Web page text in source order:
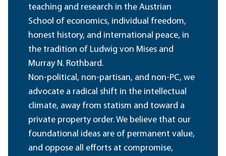
teaching and research in the Austrian
School of economics, individual freedom,
honest history, and international peace, in
the tradition of Ludwig von Mises and
Murray N. Rothbard.
Non-political, non-partisan, and non-PC, we
advocate a radical shift in the intellectual
climate, away from statism and toward a
private property order. We believe that our
foundational ideas are of permanent value,
and oppose all efforts at compromise,